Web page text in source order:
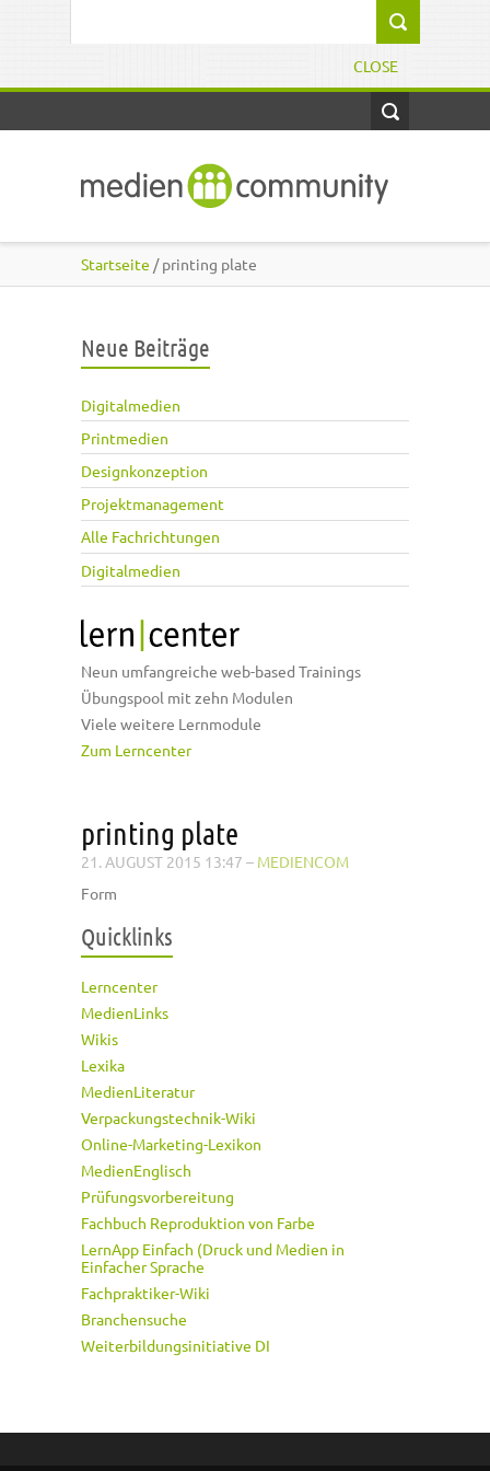
CLOSE
Startseite / printing plate
Neue Beiträge
Digitalmedien
Printmedien
Designkonzeption
Projektmanagement
Alle Fachrichtungen
Digitalmedien
Neun umfangreiche web-based Trainings
Übungspool mit zehn Modulen
Viele weitere Lernmodule
Zum Lerncenter
printing plate
21. AUGUST 2015 13:47 – MEDIENCOM
Form
Quicklinks
Lerncenter
MedienLinks
Wikis
Lexika
MedienLiteratur
Verpackungstechnik-Wiki
Online-Marketing-Lexikon
MedienEnglisch
Prüfungsvorbereitung
Fachbuch Reproduktion von Farbe
LernApp Einfach (Druck und Medien in
Einfacher Sprache
Fachpraktiker-Wiki
Branchensuche
Weiterbildungsinitiative DI